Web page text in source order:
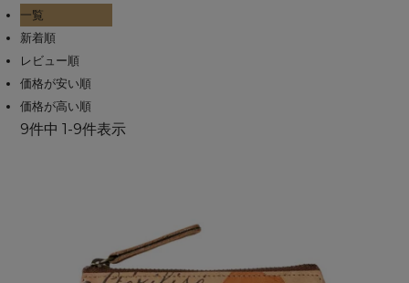
一覧
新着順
レビュー順
価格が安い順
価格が高い順
9件中 1 -9件表示